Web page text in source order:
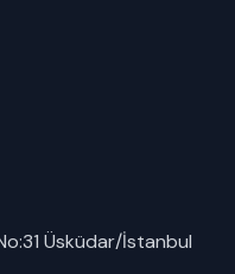
Üsküdar/İstanbul